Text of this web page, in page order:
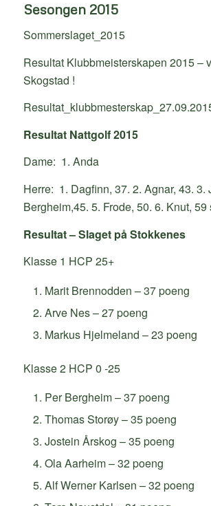
Sesongen 2015
Sommerslaget_2015
Resultat Klubbmeisterskapen 2015 –
Skogstad !
Resultat Nattgolf 2015
Dame: 1. Anda
Herre: 1. Dagfinn, 37. 2. Agnar, 43. 3.
Bergheim,45. 5. Frode, 50. 6. Knut, 59
Resultat – Slaget på Stokkenes
Klasse 1 HCP 25+
Marit Brennodden – 37 poeng
Arve Nes – 27 poeng
Markus Hjelmeland – 23 poeng
Klasse 2 HCP 0 -25
Per Bergheim – 37 poeng
Thomas Storøy – 35 poeng
Jostein Årskog – 35 poeng
Ola Aarheim – 32 poeng
Alf Werner Karlsen – 32 poeng